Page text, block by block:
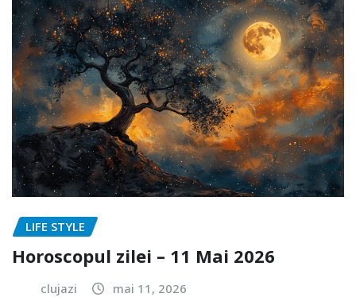
LIFE STYLE
Horoscopul zilei – 11 Mai 2026
clujazi mai 11, 2026